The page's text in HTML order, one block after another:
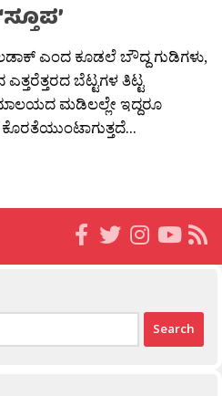
ಎಂದ ಕೂಡಲೆ ಬೌದ್ದ ಗುಡಿಗಳು,
ಬೆಟ್ಟಗಳ ತಿಟ್ಟ
ಮಡಿಲಲ್ಲೇ ಇದ್ದರೂ